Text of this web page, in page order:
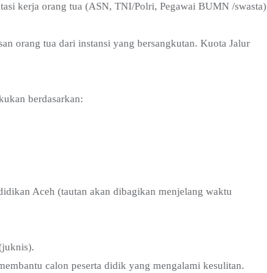
kerja orang tua (ASN, TNI/Polri, Pegawai BUMN /swasta)
orang tua dari instansi yang bersangkutan. Kuota Jalur
berdasarkan:
Aceh (tautan akan dibagikan menjelang waktu
calon peserta didik yang mengalami kesulitan.